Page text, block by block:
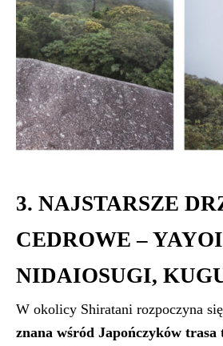
3. NAJSTARSZE
CEDROWE –
NIDAIOSUGI,
W okolicy Shiratani rozpoczyna się
znana wśród Japończyków trasa